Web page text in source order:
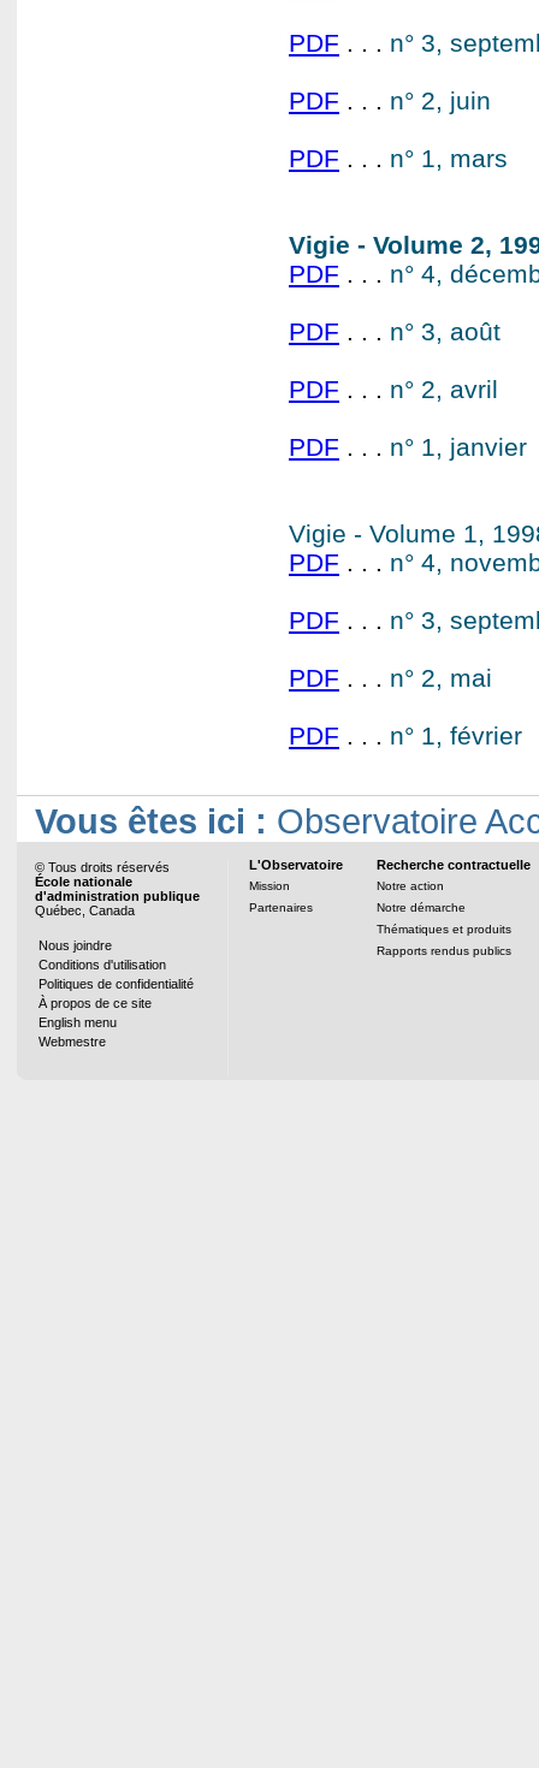
PDF . . . n° 3,
PDF . . . n° 2, juin
PDF . . . n° 1, mars
Vigie - Volume 2,
PDF . . . n° 4,
PDF . . . n° 3, août
PDF . . . n° 2, avril
PDF . . . n° 1, janvier
Vigie - Volume 1,
PDF . . . n° 4,
PDF . . . n° 3,
PDF . . . n° 2, mai
PDF . . . n° 1, février
Vous êtes ici : Observatoire
© Tous droits réservés
École nationale
d'administration publique
Québec, Canada
Nous joindre
Conditions d'utilisation
Politiques de confidentialité
À propos de ce site
English menu
Webmestre
L'Observatoire
Mission
Partenaires
Recherche contractuelle
Notre action
Notre démarche
Thématiques et produits
Rapports rendus publics